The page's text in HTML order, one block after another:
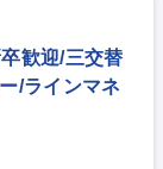
衝・窓口対応、社
のエネルギー安定
ない社宅
歓迎/三交替
/ラインマネ